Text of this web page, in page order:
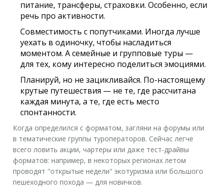
питание, трансферы, страховки. Особенно, если
речь про активности.
Совместимость с попутчиками. Иногда лучше
уехать в одиночку, чтобы насладиться
моментом. А семейные и групповые туры —
для тех, кому интересно поделиться эмоциями.
Планируй, но не зацикливайся. По-настоящему
крутые путешествия — не те, где рассчитана
каждая минута, а те, где есть место
спонтанности.
Когда определился с форматом, загляни на форумы или
в тематические группы туроператоров. Сейчас легче
всего ловить акции, чартеры или даже тест-драйвы
форматов: например, в некоторых регионах летом
проводят "открытые недели" экотуризма или большого
пешеходного похода — для новичков.